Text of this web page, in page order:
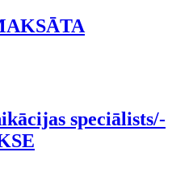
speciālists/-